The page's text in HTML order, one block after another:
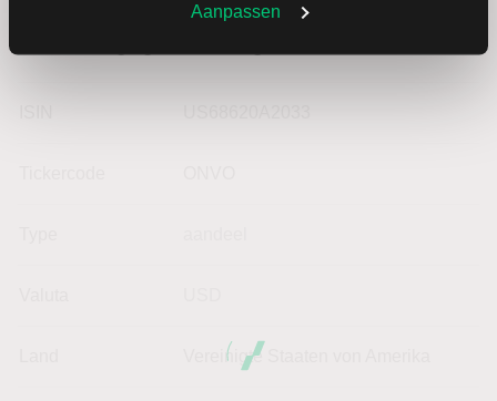
Aanpassen
Vereinigte Staaten von Amerika